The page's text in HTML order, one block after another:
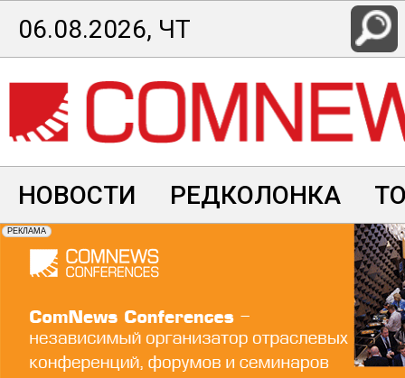
Перейти
к
основному
содержанию
06.08.2026, ЧТ
НОВОСТИ РЕДКОЛОНКА